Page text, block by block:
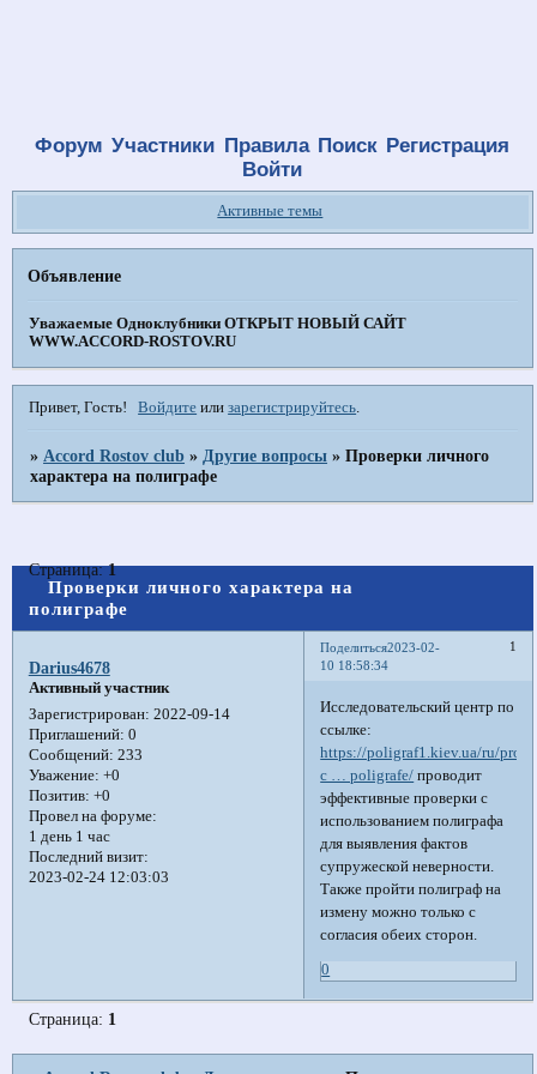
Форум Участники Правила Поиск Регистрация
Войти
Активные темы
Объявление
Уважаемые Одноклубники ОТКРЫТ НОВЫЙ САЙТ
WWW.ACCORD-ROSTOV.RU
Привет, Гость! Войдите илизарегистрируйтесь
»Accord Rostov club »Другие вопросы »Проверки личного
характера на полиграфе
Проверки личного характера на
полиграфе
Страница:1
Поделиться 1
2023-02-
10 18:58:34
Darius4678
Активный участник
Зарегистрирован: 2022-09-14
Приглашений: 0
Сообщений: 233
Уважение: +0
Позитив: +0
Провел на форуме:
1 день 1 час
Последний визит:
2023-02-24 12:03:03
Исследовательский центр по
ссылке:
https://poligraf1.kiev.ua/ru/
c … poligrafe/ проводит
эффективные проверки с
использованием полиграфа
для выявления фактов
супружеской неверности.
Также пройти полиграф на
измену можно только с
согласия обеих сторон.
0
Страница: 1